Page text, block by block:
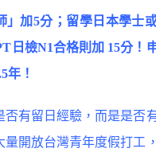
」加5分；留學日本學士
日檢N1合格則加 15分！
年！
否有留日經驗，而是是否
量開放台灣青年度假打工